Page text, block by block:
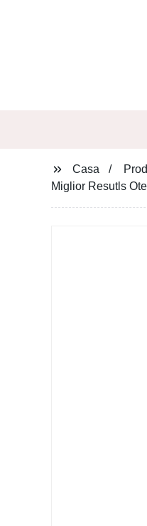
Casa
Miglior Resutls